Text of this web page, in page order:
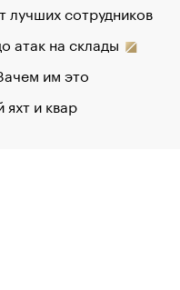
сотрудников
атак на склады
им это
и квар